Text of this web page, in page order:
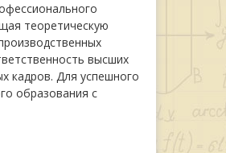
теоретическую
высших
кадров. Для успешного
образования с